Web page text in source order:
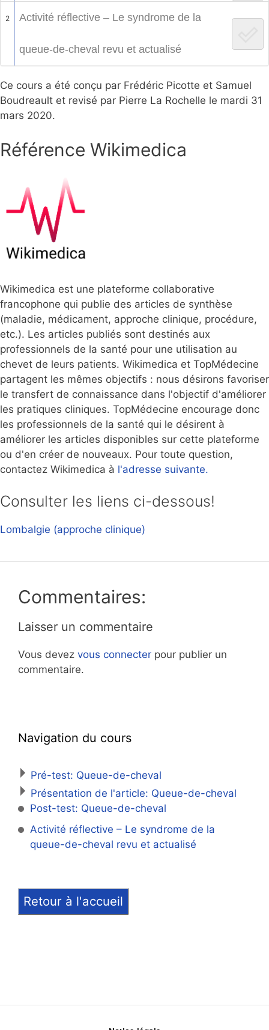
2 Activité réflective – Le syndrome de la
queue-de-cheval revu et actualisé
Ce cours a été conçu par Frédéric Picotte et Samuel
Boudreault et revisé par Pierre La Rochelle le mardi 31
mars 2020.
Référence Wikimedica
Wikimedica est une plateforme collaborative
francophone qui publie des articles de synthèse
(maladie, médicament, approche clinique, procédure,
etc.). Les articles publiés sont destinés aux
professionnels de la santé pour une utilisation au
chevet de leurs patients. Wikimedica et TopMédecine
partagent les mêmes objectifs : nous désirons favoriser
le transfert de connaissance dans l'objectif d'améliorer
les pratiques cliniques. TopMédecine encourage donc
les professionnels de la santé qui le désirent à
améliorer les articles disponibles sur cette plateforme
ou d'en créer de nouveaux. Pour toute question,
contactez Wikimedica à l'adresse suivante.
Consulter les liens ci-dessous!
Lombalgie (approche clinique)
Commentaires:
Laisser un commentaire
Vous devez vous connecter pour publier un
commentaire.
Navigation du cours
Pré-test: Queue-de-cheval
Présentation de l'article: Queue-de-cheval
Post-test: Queue-de-cheval
Activité réflective – Le syndrome de la
queue-de-cheval revu et actualisé
Retour à l'accueil